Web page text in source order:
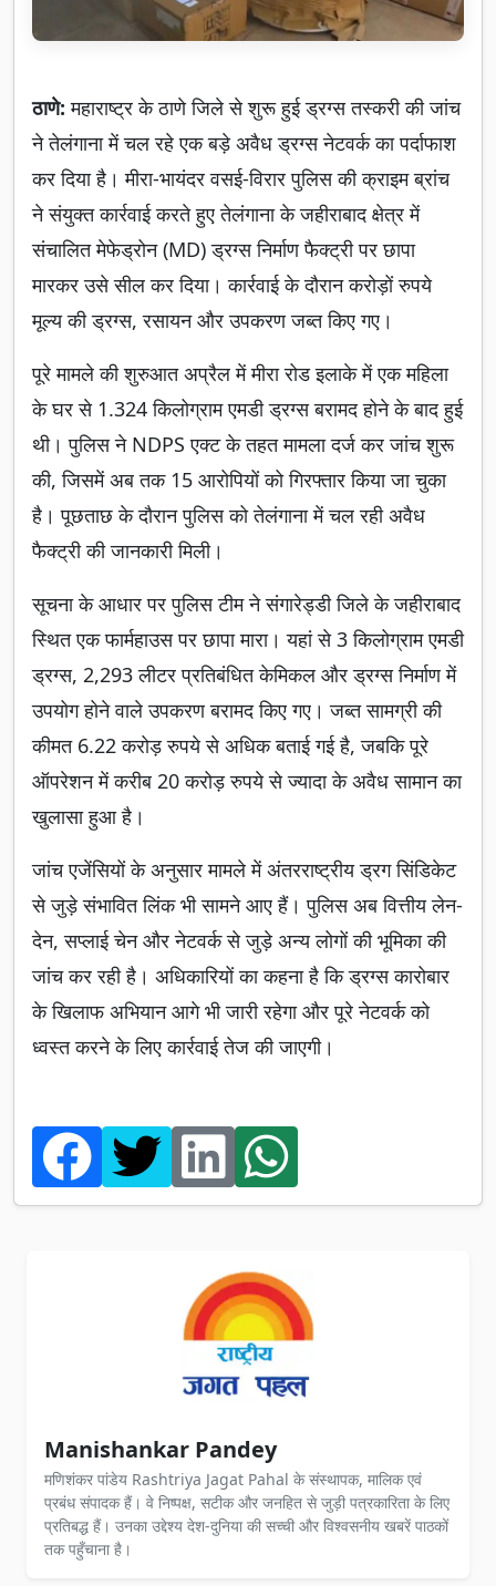
ठाणे:महाराष्ट्र के ठाणे जिले से शुरू हुई ड्रग्स तस्करी की जांच
ने तेलंगाना में चल रहे एक बड़े अवैध ड्रग्स नेटवर्क का पर्दाफाश
कर दिया है। मीरा-भायंदर वसई-विरार पुलिस की क्राइम ब्रांच
ने संयुक्त कार्रवाई करते हुए तेलंगाना के जहीराबाद क्षेत्र में
संचालित मेफेड्रोन (MD) ड्रग्स निर्माण फैक्ट्री पर छापा
मारकर उसे सील कर दिया। कार्रवाई के दौरान करोड़ों रुपये
मूल्य की ड्रग्स, रसायन और उपकरण जब्त किए गए।
पूरे मामले की शुरुआत अप्रैल में मीरा रोड इलाके में एक महिला
के घर से 1.324 किलोग्राम एमडी ड्रग्स बरामद होने के बाद हुई
थी। पुलिस ने NDPS एक्ट के तहत मामला दर्ज कर जांच शुरू
की, जिसमें अब तक 15 आरोपियों को गिरफ्तार किया जा चुका
है। पूछताछ के दौरान पुलिस को तेलंगाना में चल रही अवैध
फैक्ट्री की जानकारी मिली।
सूचना के आधार पर पुलिस टीम ने संगारेड्डी जिले के जहीराबाद
स्थित एक फार्महाउस पर छापा मारा। यहां से 3 किलोग्राम एमडी
ड्रग्स, 2,293 लीटर प्रतिबंधित केमिकल और ड्रग्स निर्माण में
उपयोग होने वाले उपकरण बरामद किए गए। जब्त सामग्री की
कीमत 6.22 करोड़ रुपये से अधिक बताई गई है, जबकि पूरे
ऑपरेशन में करीब 20 करोड़ रुपये से ज्यादा के अवैध सामान का
खुलासा हुआ है।
जांच एजेंसियों के अनुसार मामले में अंतरराष्ट्रीय ड्रग सिंडिकेट
से जुड़े संभावित लिंक भी सामने आए हैं। पुलिस अब वित्तीय लेन-
देन, सप्लाई चेन और नेटवर्क से जुड़े अन्य लोगों की भूमिका की
जांच कर रही है। अधिकारियों का कहना है कि ड्रग्स कारोबार
के खिलाफ अभियान आगे भी जारी रहेगा और पूरे नेटवर्क को
ध्वस्त करने के लिए कार्रवाई तेज की जाएगी।
Manishankar Pandey
मणिशंकर पांडेय Rashtriya Jagat Pahal के संस्थापक, मालिक एवं
प्रबंध संपादक हैं। वे निष्पक्ष, सटीक और जनहित से जुड़ी पत्रकारिता के लिए
प्रतिबद्ध हैं। उनका उद्देश्य देश-दुनिया की सच्ची और विश्वसनीय खबरें पाठकों
तक पहुँचाना है।